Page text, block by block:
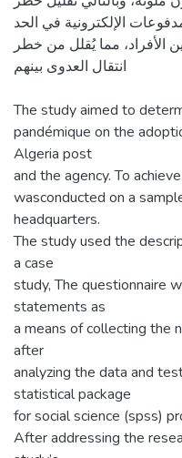
الإلكترونية في الحد
الأفراد، مما يُقلل من خطر
انتقال العدوى بينهم
The study aimed to
pandémique on the
Algeria post
and the agency. To
wasconducted on a
headquarters.
The study used the
a case
study, The questionnaire
statements as
a means of collecting the
after
analyzing the data and
statistical package
for social science (spss)
After addressing the